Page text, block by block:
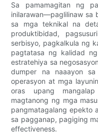
Sa pamamagitan ng
inilarawan—paglilinaw sa
sa mga teknikal na
produktibidad,
serbisyo, pagkalkula ng
pagtatasa ng kalidad
estratehiya sa
dumper na naaayon
operasyon at mga
oras upang
magtanong ng mga
pangmatagalang epekto
sa pagganap, pagiging
effectiveness.